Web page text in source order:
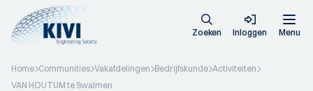
Zoeken Inloggen Menu
Home Communities Vakafdelingen Bedrijfskunde Activiteiten
VAN HOUTUM te Swalmen